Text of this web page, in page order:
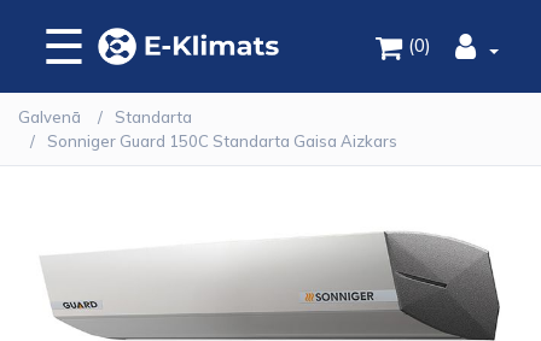
☰ (0)
Galvenā
Standarta
Sonniger Guard 150C Standarta Gaisa Aizkars